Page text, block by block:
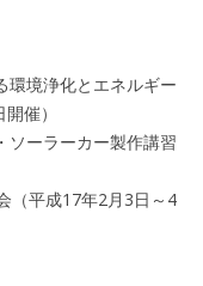
環境浄化とエネルギー
催）
ソーラーカー製作講習
（平成17年2月3日～4